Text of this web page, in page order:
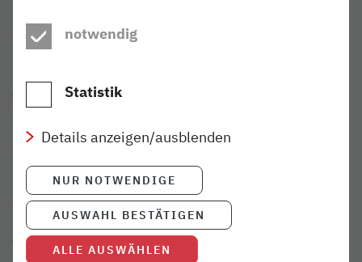
Schlosshof 0
24960 Glücksburg
Vom Bahnhof Flensburg fährt man mit dem Bus 30
Spaziergang zum Schloss machen möchte, sollte etwa 2,5
Fotos: © Stiftung Schloß Glücksburg Foto: Raake
Teilen:
notwendig
Statistik
Details anzeigen/ausblenden
NUR NOTWENDIGE
AUSWAHL BESTÄTIGEN
ALLE AUSWÄHLEN